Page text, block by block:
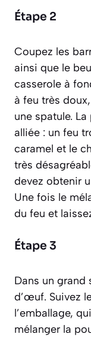
Étape 2
Coupez les
ainsi que le
casserole à
à feu très
une spatule.
alliée : un feu
caramel et le
très
devez obtenir
Une fois le
du feu et
Étape 3
Dans un
d’œuf. Suivez
l’emballage,
mélanger la